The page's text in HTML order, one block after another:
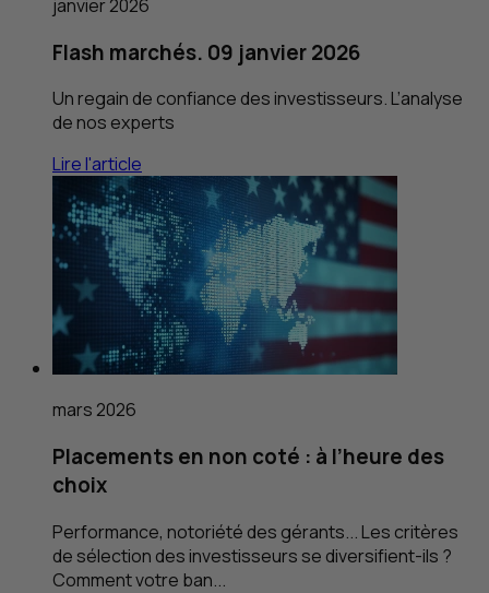
janvier 2026
Flash marchés. 09 janvier 2026
Un regain de confiance des investisseurs. L’analyse
de nos experts
Lire l'article
mars 2026
Placements en non coté : à l’heure des
choix
Performance, notoriété des gérants... Les critères
de sélection des investisseurs se diversifient-ils ?
Comment votre ban...